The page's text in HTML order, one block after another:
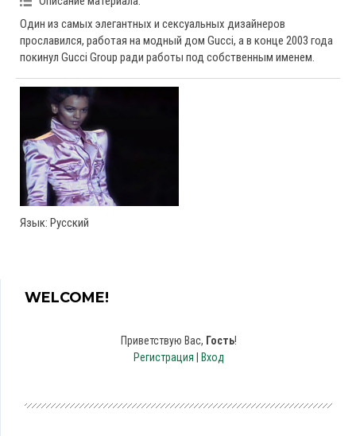
Один из самых элегантных и сексуальных дизайнеров
прославился, работая на модный дом Gucci, а в конце 2003 года
покинул Gucci Group ради работы под собственным именем.
Язык: Русский
WELCOME!
Приветствую Вас, Гость!
Регистрация
Вход